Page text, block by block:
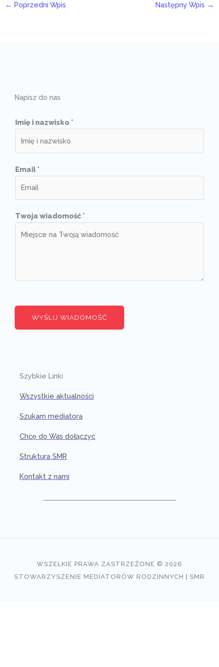
← Poprzedni Wpis Następny Wpis →
Napisz do nas
Imię i nazwisko *
Email *
Twoja wiadomość *
WYŚLIJ WIADOMOŚĆ
Szybkie Linki
Wszystkie aktualności
Szukam mediatora
Chcę do Was dołączyć
Struktura SMR
Kontakt z nami
WSZELKIE PRAWA ZASTRZEŻONE © 2026
STOWARZYSZENIE MEDIATORÓW RODZINNYCH | SMR